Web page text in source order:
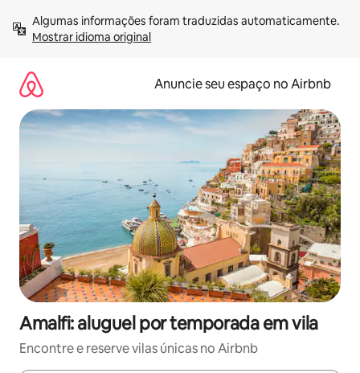
para
Mostrar idioma original
Anuncie seu espaço no Airbnb
Amalfi: aluguel por temporada em vila
Encontre e reserve vilas únicas no Airbnb